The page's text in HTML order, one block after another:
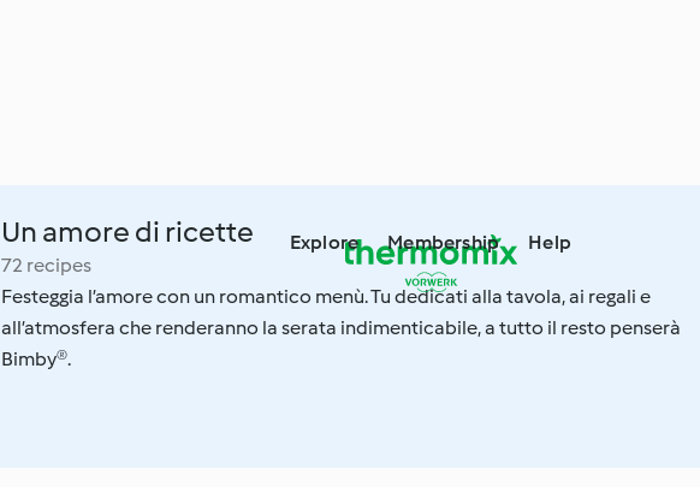
Explore Membership Help
Un amore di ricette
72 recipes
Festeggia l’amore con un romantico menù. Tu dedicati alla tavola, ai regali e
all’atmosfera che renderanno la serata indimenticabile, a tutto il resto penserà
Bimby®.